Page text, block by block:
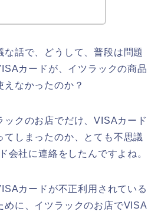
な話で、どうして、普段は問題
カードが、イツラックの商品
えなかったのか？
ックのお店でだけ、VISAカード
てしまったのか、とても不思議
会社に連絡をしたんですよね。
カードが不正利用されている
めに、イツラックのお店でVISA